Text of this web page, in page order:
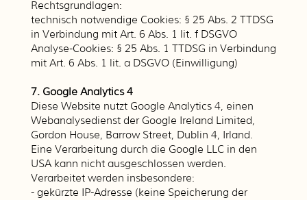
Rechtsgrundlagen:
technisch notwendige Cookies: § 25 Abs. 2 TTDSG
in Verbindung mit Art. 6 Abs. 1 lit. f DSGVO
Analyse-Cookies: § 25 Abs. 1 TTDSG in Verbindung
mit Art. 6 Abs. 1 lit. a DSGVO (Einwilligung)
7. Google Analytics 4
Diese Website nutzt Google Analytics 4, einen
Webanalysedienst der Google Ireland Limited,
Gordon House, Barrow Street, Dublin 4, Irland.
Eine Verarbeitung durch die Google LLC in den
USA kann nicht ausgeschlossen werden.
Verarbeitet werden insbesondere:
- gekürzte IP-Adresse (keine Speicherung der